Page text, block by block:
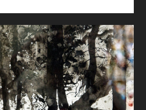
VAN
RICHARD
KOFI